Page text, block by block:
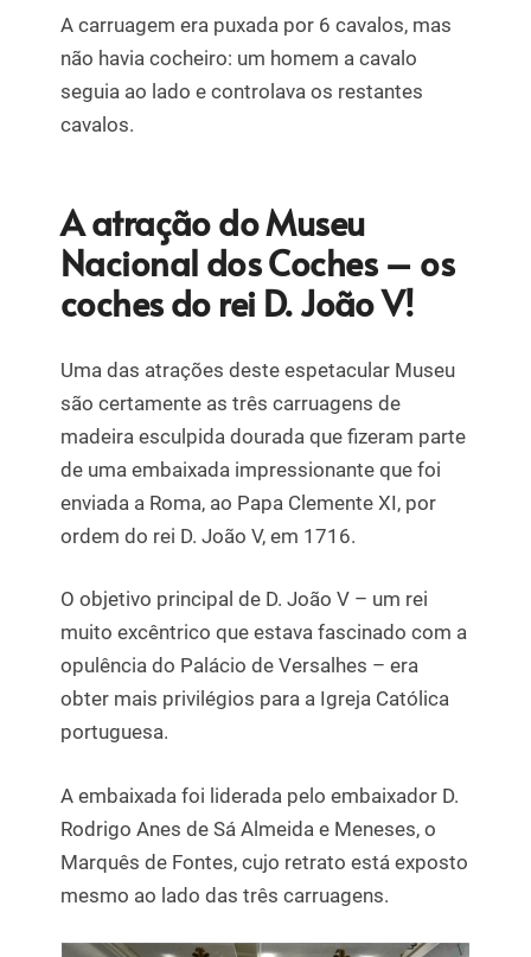
A carruagem era puxada por 6 cavalos, mas
não havia cocheiro: um homem a cavalo
seguia ao lado e controlava os restantes
cavalos.
A atração do Museu
Nacional dos Coches – os
coches do rei D. João V!
Uma das atrações deste espetacular Museu
são certamente as três carruagens de
madeira esculpida dourada que fizeram parte
de uma embaixada impressionante que foi
enviada a Roma, ao Papa Clemente XI, por
ordem do rei D. João V, em 1716.
O objetivo principal de D. João V – um rei
muito excêntrico que estava fascinado com a
opulência do Palácio de Versalhes – era
obter mais privilégios para a Igreja Católica
portuguesa.
A embaixada foi liderada pelo embaixador D.
Rodrigo Anes de Sá Almeida e Meneses, o
Marquês de Fontes, cujo retrato está exposto
mesmo ao lado das três carruagens.